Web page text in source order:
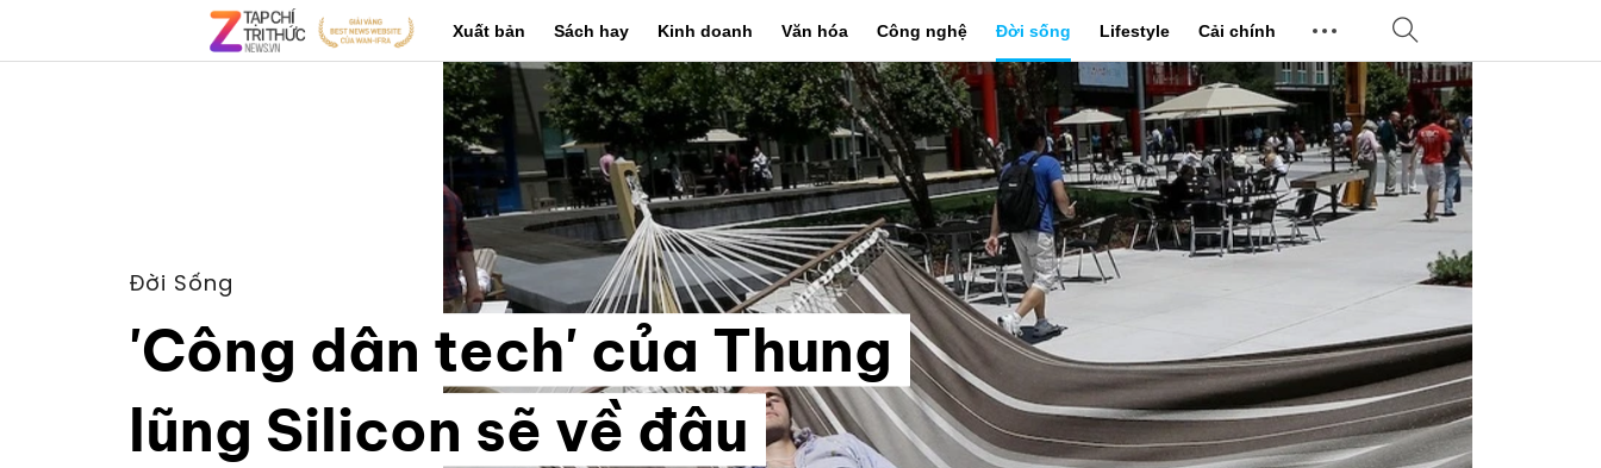
Xuất bản Sách hay Kinh doanh Văn hóa Công nghệ Đời sống Lifestyle Cải chính
Đời Sống
'Công dân tech' của Thung
lũng Silicon sẽ về đâu